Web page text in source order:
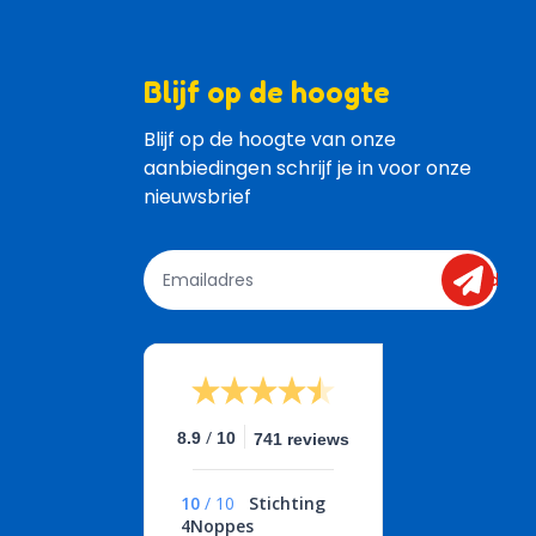
Blijf op de hoogte
Blijf op de hoogte van onze
aanbiedingen schrijf je in voor onze
nieuwsbrief
send
8.9 / 10 741 reviews
10 / 10
Stichting
4Noppes